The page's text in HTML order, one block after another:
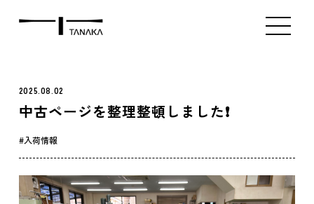
ミシン販売（中古）
アタッチメント
2025.08.02
中古ページを整理整頓しました❗️
入荷情報